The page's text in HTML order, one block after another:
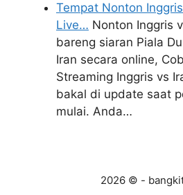
Tempat Nonton
Live… Nonton Inggris
bareng siaran Piala
Iran secara online,
Streaming Inggris vs
bakal di update saat
mulai. Anda…
2026 © -